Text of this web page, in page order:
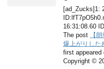
[ad_Zucks]1:
16:31:08.60
The post
【
爆上がりした
first appeared
Copyright ©